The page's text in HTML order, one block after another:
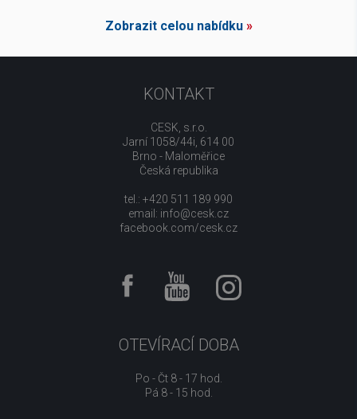
Zobrazit celou nabídku»
KONTAKT
CESK, s.r.o.
Jarní 1058/44i, 614 00
Brno - Maloměřice
Česká republika
tel.: +420 511 189 990
email: info@cesk.cz
facebook.com/cesk.cz
OTEVÍRACÍ DOBA
Po - Čt 8 - 17 hod.
Pá 8 - 15 hod.